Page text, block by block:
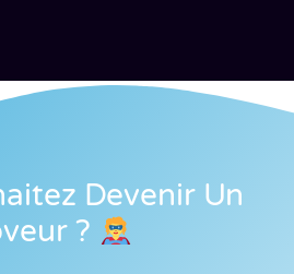
Devenir Un
?